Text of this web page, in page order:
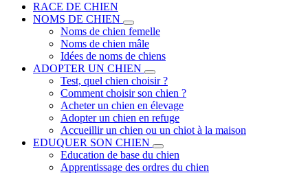
RACE DE CHIEN
NOMS DE CHIEN
Noms de chien femelle
Noms de chien mâle
Idées de noms de chiens
ADOPTER UN CHIEN
Test, quel chien choisir ?
Comment choisir son chien ?
Acheter un chien en élevage
Adopter un chien en refuge
Accueillir un chien ou un chiot à la maison
EDUQUER SON CHIEN
Education de base du chien
Apprentissage des ordres du chien